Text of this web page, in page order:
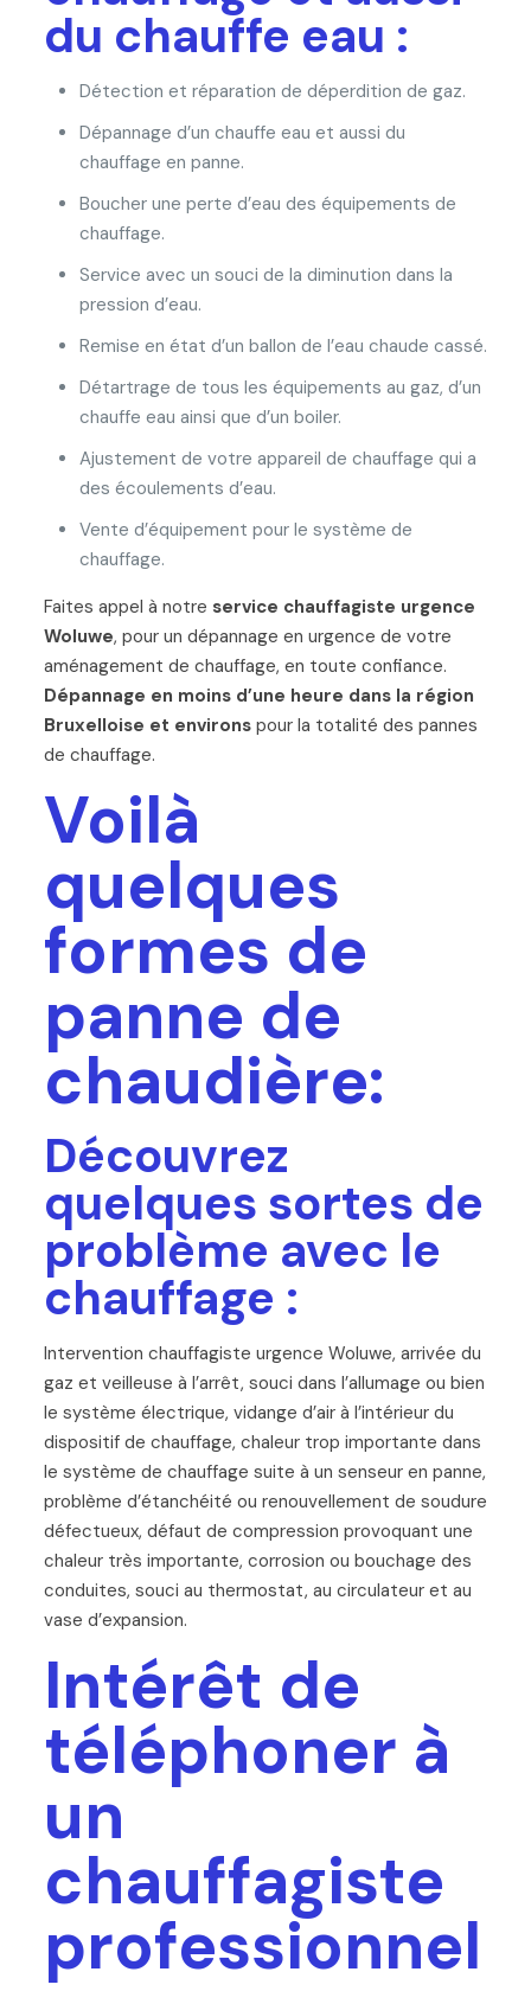
du chauffe eau :
Détection et réparation de déperdition de gaz.
Dépannage d’un chauffe eau et aussi du
chauffage en panne.
Boucher une perte d’eau des équipements de
chauffage.
Service avec un souci de la diminution dans la
pression d’eau.
Remise en état d’un ballon de l’eau chaude cassé.
Détartrage de tous les équipements au gaz, d’un
chauffe eau ainsi que d’un boiler.
Ajustement de votre appareil de chauffage qui a
des écoulements d’eau.
Vente d’équipement pour le système de
chauffage.
Faites appel à notre service chauffagiste urgence
Woluwe, pour un dépannage en urgence de votre
aménagement de chauffage, en toute confiance.
Dépannage en moins d’une heure dans la région
Bruxelloise et environspour la totalité des pannes
de chauffage.
Voilà
quelques
formes de
panne de
chaudière:
Découvrez
quelques sortes de
problème avec le
chauffage :
Intervention chauffagiste urgence Woluwe, arrivée du
gaz et veilleuse à l’arrêt, souci dans l’allumage ou bien
le système électrique, vidange d’air à l’intérieur du
dispositif de chauffage, chaleur trop importante dans
le système de chauffage suite à un senseur en panne,
problème d’étanchéité ou renouvellement de soudure
défectueux, défaut de compression provoquant une
chaleur très importante, corrosion ou bouchage des
conduites, souci au thermostat, au circulateur et au
vase d’expansion.
Intérêt de
téléphoner à
un
chauffagiste
professionnel